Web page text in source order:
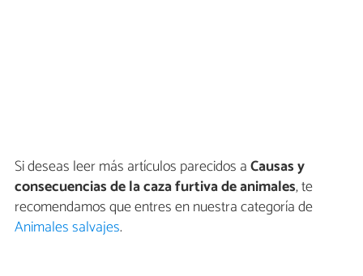
Si deseas leer más artículos parecidos aCausas y
consecuencias de la caza furtiva de animales, te
recomendamos que entres en nuestra categoría de
Animales salvajes.